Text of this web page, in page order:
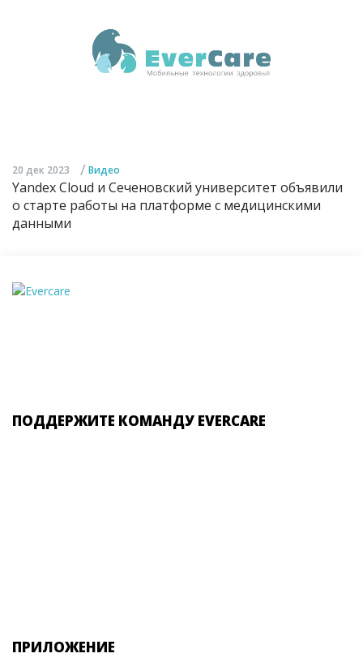
20 дек 2023 / Видео
Yandex Cloud и Сеченовский университет объявили
о старте работы на платформе с медицинскими
данными
ПОДДЕРЖИТЕ КОМАНДУ EVERCARE
ПРИЛОЖЕНИЕ